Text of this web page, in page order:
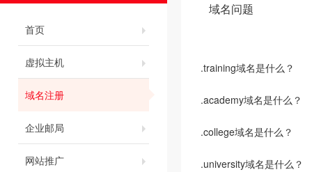
首页
虚拟主机
域名注册
企业邮局
网站推广
域名问题
.training域名是什么？
.academy域名是什么？
.college域名是什么？
.university域名是什么？